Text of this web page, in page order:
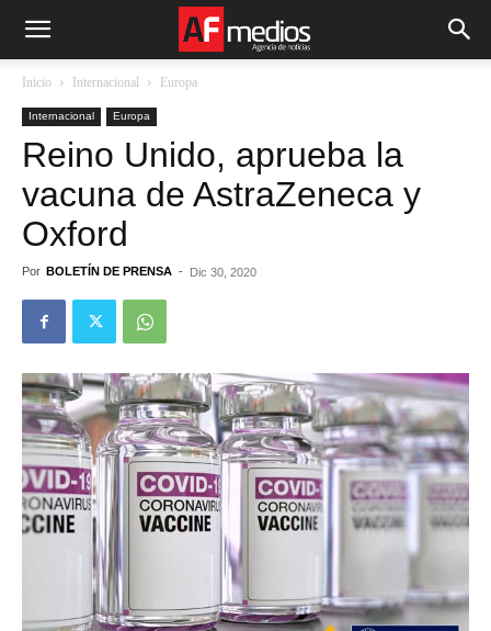
Inicio Internacional Europa
Internacional Europa
Reino Unido, aprueba la
vacuna de AstraZeneca y
Oxford
Por BOLETÍN DE PRENSA - Dic 30, 2020